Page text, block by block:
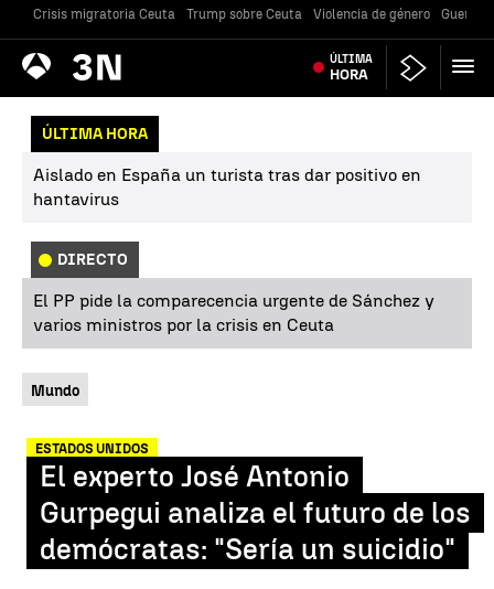
Crisis migratoria Ceuta Trump sobre Ceuta Violencia de género Guerra
Antena
3 Noticias ÚLTIMA
HORA
ÚLTIMA HORA
Aislado en España un turista tras dar positivo en
hantavirus
DIRECTO
El PP pide la comparecencia urgente de Sánchez y
varios ministros por la crisis en Ceuta
Mundo
ESTADOS UNIDOS
El experto José Antonio
Gurpegui analiza el futuro de los
demócratas: "Sería un suicidio"